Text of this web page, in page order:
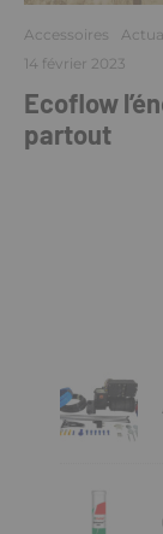
Accessoires
14 février 2023
Ecoflow
partout